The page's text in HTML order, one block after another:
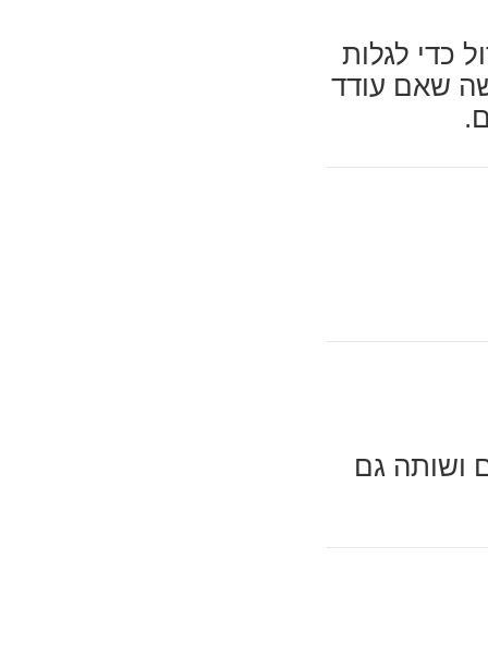
כדי לגלות
שאם עודד
ושותה גם